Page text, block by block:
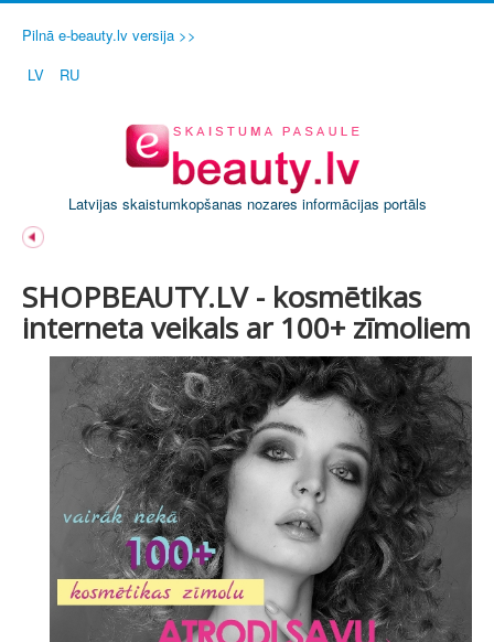
Pilnā e-beauty.lv versija >>
LV
RU
Latvijas skaistumkopšanas nozares informācijas portāls
SHOPBEAUTY.LV - kosmētikas
interneta veikals ar 100+ zīmoliem